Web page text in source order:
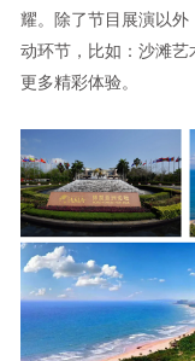
耀。除了节目展演以
动环节，比如：沙滩
更多精彩体验。